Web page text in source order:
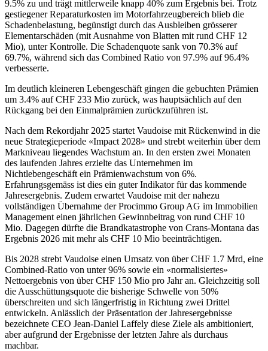
9.5% zu und trägt mittlerweile knapp 40% zum Ergebnis bei. Trotz
gestiegener Reparaturkosten im Motorfahrzeugbereich blieb die
Schadenbelastung, begünstigt durch das Ausbleiben grösserer
Elementarschäden (mit Ausnahme von Blatten mit rund CHF 12
Mio), unter Kontrolle. Die Schadenquote sank von 70.3% auf
69.7%, während sich das Combined Ratio von 97.9% auf 96.4%
verbesserte.
Im deutlich kleineren Lebengeschäft gingen die gebuchten Prämien
um 3.4% auf CHF 233 Mio zurück, was hauptsächlich auf den
Rückgang bei den Einmalprämien zurückzuführen ist.
Nach dem Rekordjahr 2025 startet Vaudoise mit Rückenwind in die
neue Strategieperiode «Impact 2028» und strebt weiterhin über dem
Markniveau liegendes Wachstum an. In den ersten zwei Monaten
des laufenden Jahres erzielte das Unternehmen im
Nichtlebengeschäft ein Prämienwachstum von 6%.
Erfahrungsgemäss ist dies ein guter Indikator für das kommende
Jahresergebnis. Zudem erwartet Vaudoise mit der nahezu
vollständigen Übernahme der Procimmo Group AG im Immobilien
Management einen jährlichen Gewinnbeitrag von rund CHF 10
Mio. Dagegen dürfte die Brandkatastrophe von Crans-Montana das
Ergebnis 2026 mit mehr als CHF 10 Mio beeinträchtigen.
Bis 2028 strebt Vaudoise einen Umsatz von über CHF 1.7 Mrd, eine
Combined-Ratio von unter 96% sowie ein «normalisiertes»
Nettoergebnis von über CHF 150 Mio pro Jahr an. Gleichzeitig soll
die Ausschüttungsquote die bisherige Schwelle von 50%
überschreiten und sich längerfristig in Richtung zwei Drittel
entwickeln. Anlässlich der Präsentation der Jahresergebnisse
bezeichnete CEO Jean-Daniel Laffely diese Ziele als ambitioniert,
aber aufgrund der Ergebnisse der letzten Jahre als durchaus
machbar.